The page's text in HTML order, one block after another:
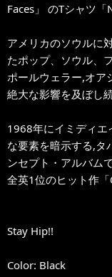
Faces」 のTシャツ「
アメリカのソウルに
たポップ、ソウル、
ポールウェラー,オア
絶大な影響を及ぼし
1968年にイミディエ
な要素を暗示する,タ
ンセプト・アルバム
全英1位のヒット作
Stay Hip!!
Color: Black